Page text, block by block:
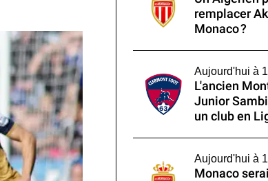
remplacer
Monaco ?
Aujourd'hui à
L'ancien
Junior
un club en
Aujourd'hui à
Monaco